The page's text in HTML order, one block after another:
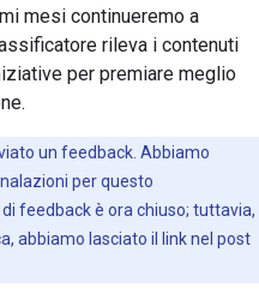
mesi continueremo a
rileva i contenuti
per premiare meglio
un feedback. Abbiamo
per questo
feedback è ora chiuso; tuttavia,
abbiamo lasciato il link nel post